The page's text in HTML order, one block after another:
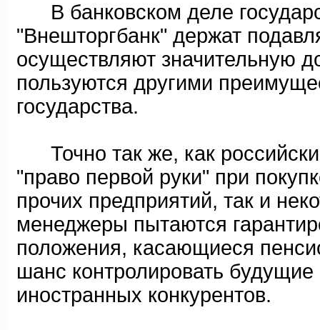
В банковском деле
"Внешторгбанк" держат
осуществляют значительную
пользуются другими
государства.
Точно так же, как
"право первой руки" при
прочих предприятий, так и
менеджеры пытаются
положения, касающиеся
шанс контролировать
иностранных конкурентов.